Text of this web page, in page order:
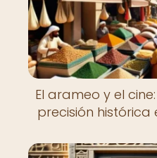
El arameo y el
precisión